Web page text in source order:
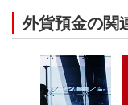
外貨預金の関